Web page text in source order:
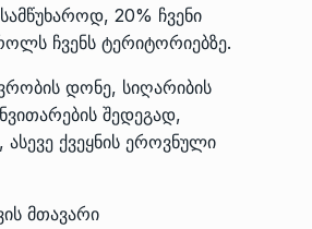
20% ჩვენი
ჩვენს ტერიტორიებზე.
დონე, სიღარიბის
შედეგად,
ქვეყნის ეროვნული
მთავარი